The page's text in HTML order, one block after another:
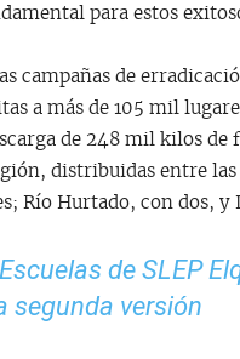
para estos
campañas de
a más de 105 mil
de 248 mil kilos
distribuidas entre
Río Hurtado, con dos, y
Escuelas de SLEP
segunda versión